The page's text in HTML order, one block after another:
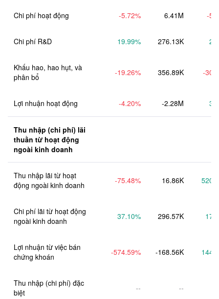
Chi phí hoạt động -5.72% 6.41M -
Chi phí R&D 19.99% 276.13K
Khấu hao, hao hụt, và
phân bổ
-19.26% 356.89K -
Lợi nhuận hoạt động -4.20% -2.28M
Thu nhập (chi phí) lãi
thuần từ hoạt động
ngoài kinh doanh
Thu nhập lãi từ hoạt
động ngoài kinh doanh
-75.48% 16.86K
Chi phí lãi từ hoạt động
ngoài kinh doanh
37.10% 296.57K
Lợi nhuận từ việc bán
chứng khoán
-574.59% -168.56K
Thu nhập (chi phí) đặc
biệt
-- --